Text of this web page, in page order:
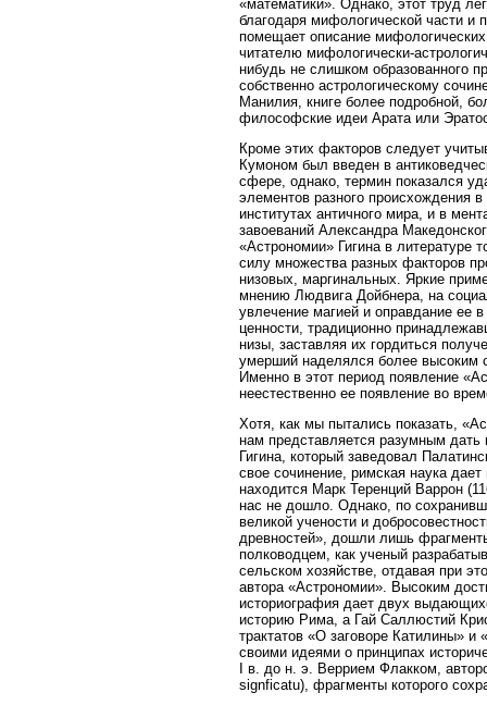
«математики». Однако, этот труд
благодаря мифологической части и
помещает описание
читателю мифологически-
нибудь не слишком образованного
собственно астрологическому
Манилия, книге более подробной,
философские идеи Арата или
Кроме этих факторов следует
Кумоном был введен в
сфере, однако, термин показался
элементов разного происхождения
институтах античного мира, и в
завоеваний Александра
«Астрономии» Гигина в литературе
силу множества разных факторов
низовых, маргинальных. Яркие
мнению Людвига Дойбнера, на
увлечение магией и оправдание ее
ценности, традиционно
низы, заставляя их гордиться
умерший наделялся более высоким
Именно в этот период появление
неестественно ее появление во
Хотя, как мы пытались показать,
нам представляется разумным
Гигина, который заведовал
свое сочинение, римская наука
находится Марк Теренций Варрон
нас не дошло. Однако, по
великой учености и
древностей», дошли лишь
полководцем, как ученый
сельском хозяйстве, отдавая при
автора «Астрономии». Высоким
историография дает двух
историю Рима, а Гай Саллюстий
трактатов «О заговоре Катилины»
своими идеями о принципах
I в. до н. э. Веррием Флакком,
signficatu), фрагменты которого